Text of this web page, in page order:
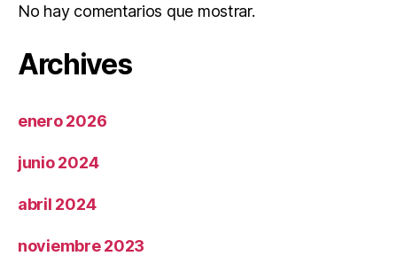
No hay comentarios que mostrar.
Archives
enero 2026
junio 2024
abril 2024
noviembre 2023